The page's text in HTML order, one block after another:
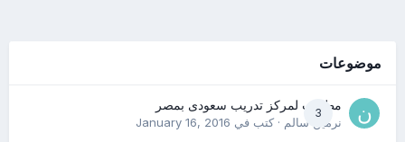
موضوعات
3
مطلوب لمركز تدريب سعودى بمصر
نرمين سالم· كتب في January 16, 2016